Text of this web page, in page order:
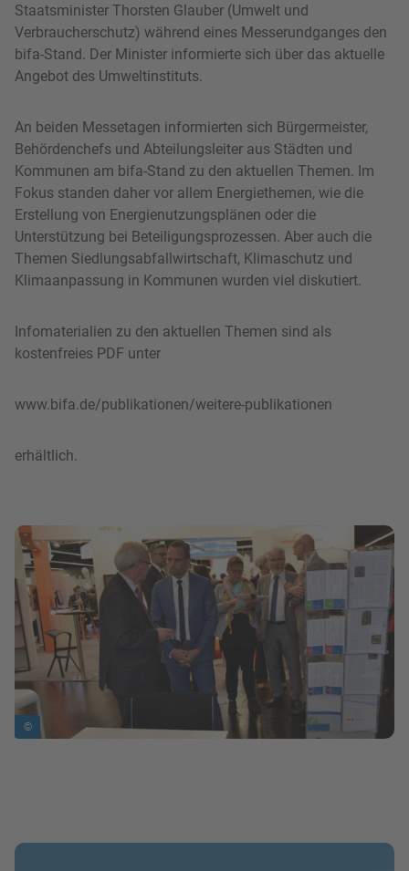
Staatsminister Thorsten Glauber (Umwelt und
Verbraucherschutz) während eines Messerundganges den
bifa-Stand. Der Minister informierte sich über das aktuelle
Angebot des Umweltinstituts.
An beiden Messetagen informierten sich Bürgermeister,
Behördenchefs und Abteilungsleiter aus Städten und
Kommunen am bifa-Stand zu den aktuellen Themen. Im
Fokus standen daher vor allem Energiethemen, wie die
Erstellung von Energienutzungsplänen oder die
Unterstützung bei Beteiligungsprozessen. Aber auch die
Themen Siedlungsabfallwirtschaft, Klimaschutz und
Klimaanpassung in Kommunen wurden viel diskutiert.
Infomaterialien zu den aktuellen Themen sind als
kostenfreies PDF unter
www.bifa.de/publikationen/weitere-publikationen
erhältlich.
Bild in Lightbox zeigen
©